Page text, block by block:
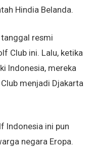
Hindia Belanda.
resmi
Club ini. Lalu, ketika
Indonesia, mereka
menjadi Djakarta
Indonesia ini pun
negara Eropa.